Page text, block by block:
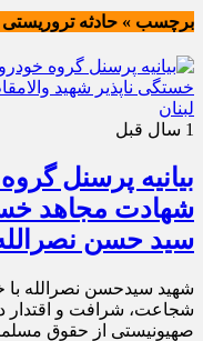
برچسب » حادثه تروریستی
1 سال قبل
بیانیه پرسنل
شهادت مجاهد
سید حسن نصرالله
شهید سیدحسن نصرالله با
شجاعت، شرافت و اقتدار
صهیونیستی از حقوق